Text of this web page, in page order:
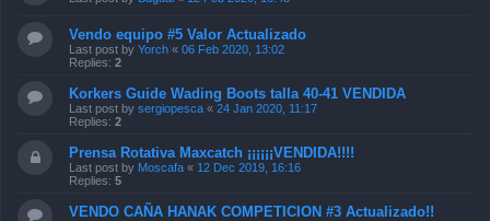
Vendo equipo #5 Valor Actualizado
Last post by Yorch « 06 Feb 2020, 13:02
Replies: 2
Korkers Guide Wading Boots talla 40-41 VENDIDA
Last post by sergiopesca « 24 Jan 2020, 11:17
Replies: 2
Prensa Rotativa Maxcatch ¡¡¡¡¡¡VENDIDA!!!!
Last post by Moscafa « 12 Dec 2019, 16:16
Replies: 5
VENDO CAÑA HANAK COMPETICION #3 Actualizado!!